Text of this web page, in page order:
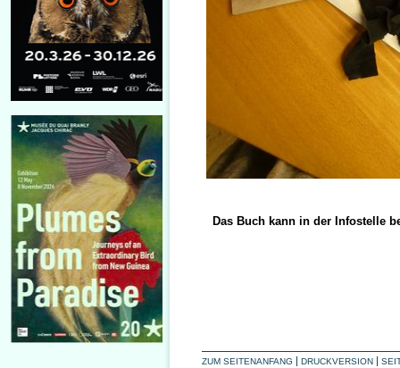
Das Buch kann in der Infostelle
ZUM SEITENANFANG DRUCKVERSION